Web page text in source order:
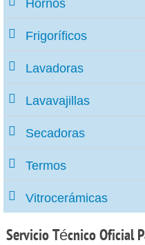
Hornos
Frigoríficos
Lavadoras
Lavavajillas
Secadoras
Termos
Vitrocerámicas
ServicioTécnico Oficial